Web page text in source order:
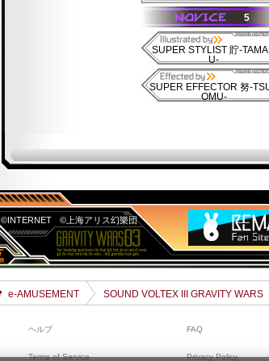
5
SUPER STYLIST 貯-
U-
SUPER EFFECTOR 努-
OMU-
©INTERNET ©上海アリス幻樂団
e-AMUSEMENT SOUND VOLTEX III GRAVITY WARS
ヘルプ FAQ
Terms of Service Privacy Policy